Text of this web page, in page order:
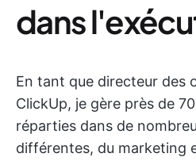
dans
En tant que directeur des
ClickUp, je gère près de
réparties dans de
différentes, du marketing